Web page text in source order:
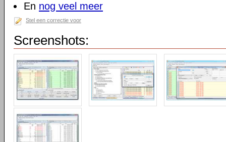
En nog veel meer
Stel een correctie voor
Screenshots: